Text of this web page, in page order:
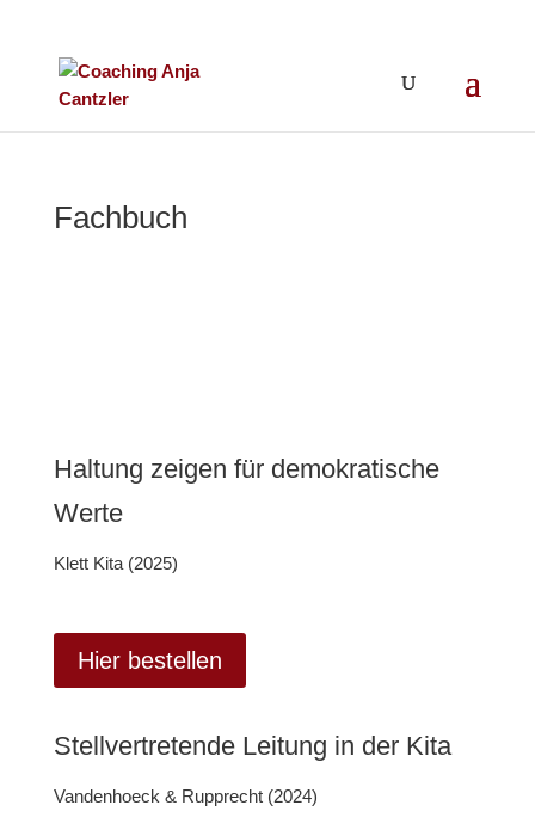
Fachbuch
Haltung zeigen für demokratische
Werte
Klett Kita (2025)
Hier bestellen
Stellvertretende Leitung in der Kita
Vandenhoeck & Rupprecht (2024)